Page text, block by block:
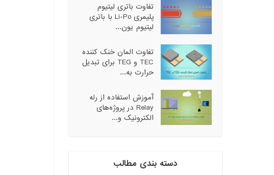
تفاوت باتری لیتیوم
پلیمری Li-Po با باتری
لیتیوم یون...
تفاوت المان خنک کننده
TEC و TEG برای تبدیل
حرارت به...
آموزش استفاده از رله
Relay در پروژه‌های
الکترونیک و...
دسته بندی مطالب